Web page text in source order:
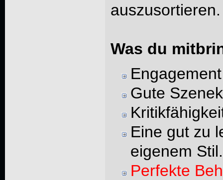
auszusortieren.
Was du
Gute
Eine gut zu
eigenem Stil.
Perfekte